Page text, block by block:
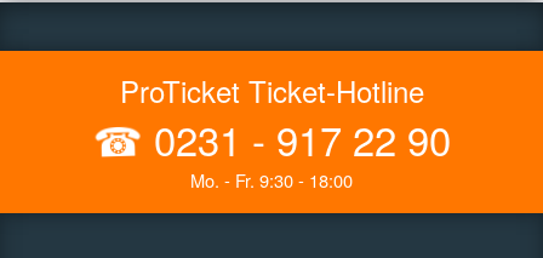
ProTicket Ticket-Hotline
☎ 0231 - 917 22 90
Mo. - Fr. 9:30 - 18:00